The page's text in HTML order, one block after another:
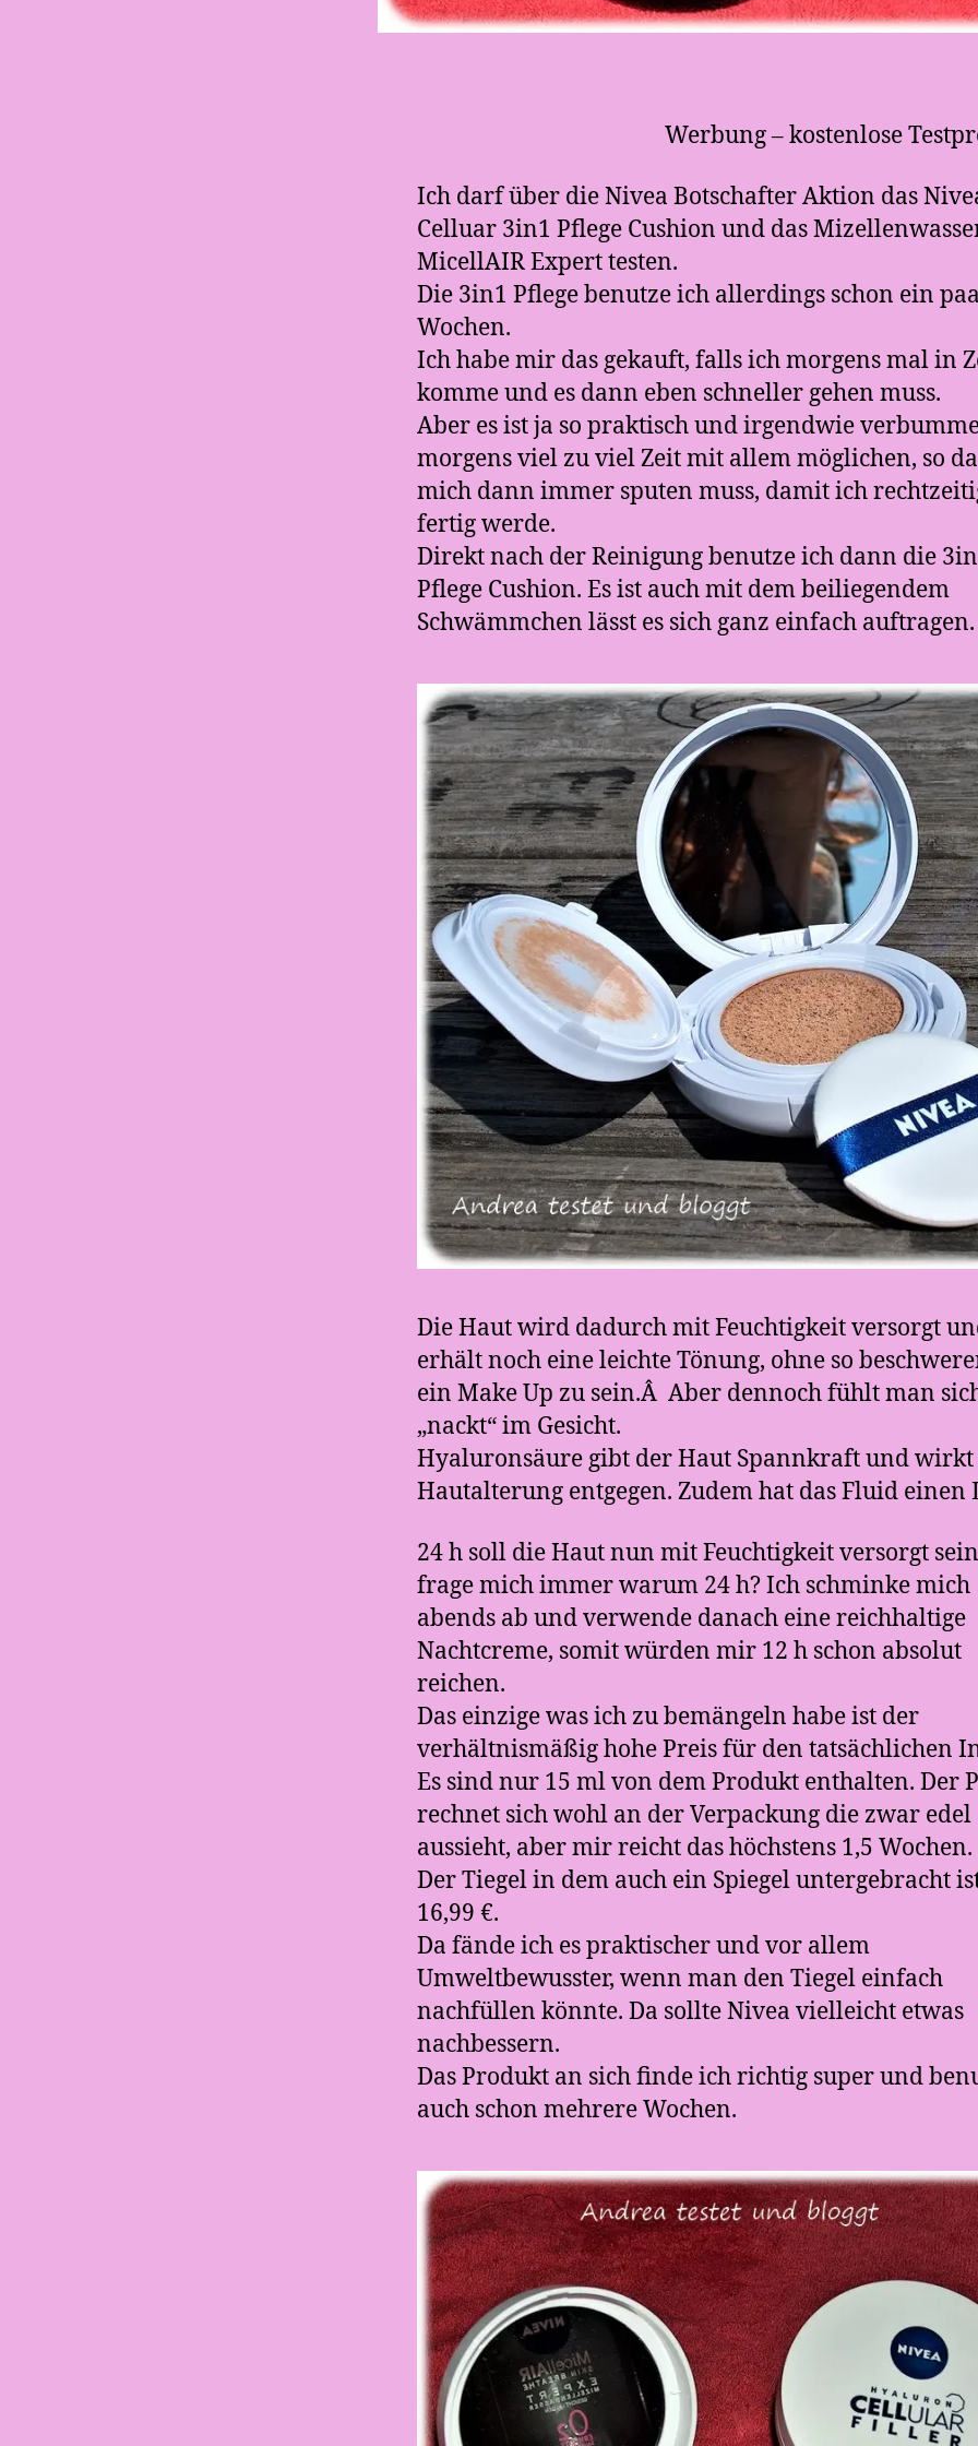
Werbung – kostenlose
Ich darf über die Nivea Botschafter Aktion das
Celluar 3in1 Pflege Cushion und das
MicellAIR Expert testen.
Die 3in1 Pflege benutze ich allerdings schon ein
Wochen.
Ich habe mir das gekauft, falls ich morgens mal in
komme und es dann eben schneller gehen muss.
Aber es ist ja so praktisch und irgendwie
morgens viel zu viel Zeit mit allem möglichen, so
mich dann immer sputen muss, damit ich
fertig werde.
Direkt nach der Reinigung benutze ich dann die
Pflege Cushion. Es ist auch mit dem beiliegendem
Schwämmchen lässt es sich ganz einfach auftragen.
Die Haut wird dadurch mit Feuchtigkeit versorgt
erhält noch eine leichte Tönung, ohne so
ein Make Up zu sein.Â Aber dennoch fühlt man
„nackt“ im Gesicht.
Hyaluronsäure gibt der Haut Spannkraft und
Hautalterung entgegen. Zudem hat das Fluid einen
24 h soll die Haut nun mit Feuchtigkeit versorgt
frage mich immer warum 24 h? Ich schminke mich
abends ab und verwende danach eine reichhaltige
Nachtcreme, somit würden mir 12 h schon absolut
reichen.
Das einzige was ich zu bemängeln habe ist der
verhältnismäßig hohe Preis für den tatsächlichen
Es sind nur 15 ml von dem Produkt enthalten. Der
rechnet sich wohl an der Verpackung die zwar edel
aussieht, aber mir reicht das höchstens 1,5 Wochen.
Der Tiegel in dem auch ein Spiegel untergebracht
16,99 €.
Da fände ich es praktischer und vor allem
Umweltbewusster, wenn man den Tiegel einfach
nachfüllen könnte. Da sollte Nivea vielleicht etwas
nachbessern.
Das Produkt an sich finde ich richtig super und
auch schon mehrere Wochen.